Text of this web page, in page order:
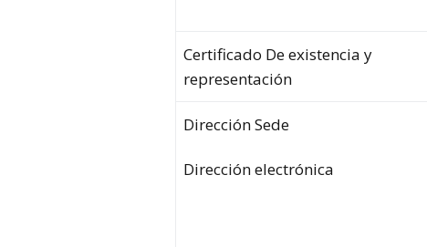
Certificado De existencia y
representación
Dirección Sede
Dirección electrónica